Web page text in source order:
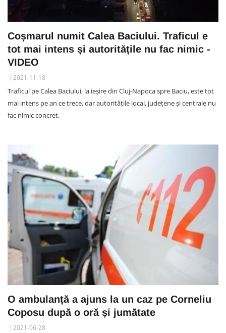
Coșmarul numit Calea Baciului. Traficul e
tot mai intens și autoritățile nu fac nimic -
VIDEO
2021-11-18
Traficul pe Calea Baciului, la ieșire din Cluj-Napoca spre Baciu, este tot
mai intens pe an ce trece, dar autoritățile local, județene și centrale nu
fac nimic concret.
O ambulanță a ajuns la un caz pe Corneliu
Coposu după o oră și jumătate
2021-06-28